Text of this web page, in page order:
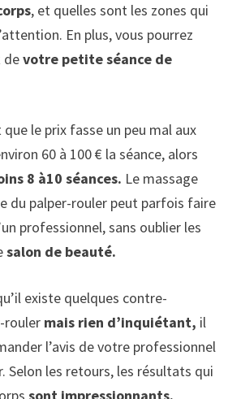
, et quelles sont les zones qui
En plus, vous pourrez
devotre petite séance de
le prix fasse un peu mal aux
60 à 100 € la séance, alors
8 à10 séances. Le massage
du palper-rouler peut parfois faire
professionnel, sans oublier les
salon de beauté.
existe quelques contre-
rouler mais rien d’inquiétant, il
l’avis de votre professionnel
Selon les retours, les résultats qui